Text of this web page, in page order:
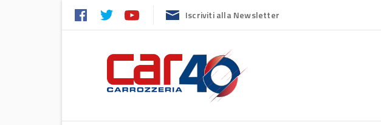
Iscriviti alla Newsletter